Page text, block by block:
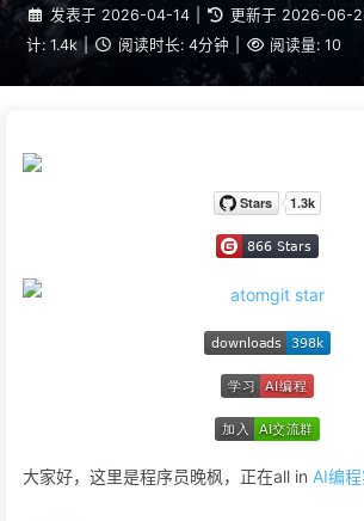
发表于 2026-04-14 更新于 2026-06-
计: 1.4k | 阅读时长: 4分钟 阅读量: 10
大家好，这里是程序员晚枫，正在all in AI编